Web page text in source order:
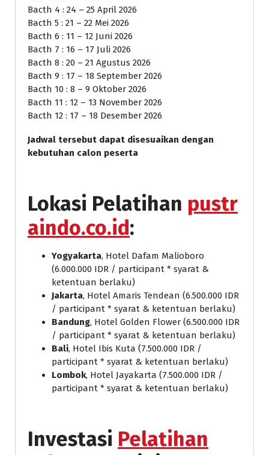
Bacth 4 : 24 – 25 April 2026
Bacth 5 : 21 – 22 Mei 2026
Bacth 6 : 11 – 12 Juni 2026
Bacth 7 : 16 – 17 Juli 2026
Bacth 8 : 20 – 21 Agustus 2026
Bacth 9 : 17 – 18 September 2026
Bacth 10 : 8 – 9 Oktober 2026
Bacth 11 : 12 – 13 November 2026
Bacth 12 : 17 – 18 Desember 2026
Jadwal tersebut dapat disesuaikan dengan
kebutuhan calon peserta
Lokasi Pelatihan pustr
aindo.co.id:
Yogyakarta, Hotel Dafam Malioboro
(6.000.000 IDR / participant * syarat &
ketentuan berlaku)
Jakarta, Hotel Amaris Tendean (6.500.000 IDR
/ participant * syarat & ketentuan berlaku)
Bandung, Hotel Golden Flower (6.500.000 IDR
/ participant * syarat & ketentuan berlaku)
Bali, Hotel Ibis Kuta (7.500.000 IDR /
participant * syarat & ketentuan berlaku)
Lombok, Hotel Jayakarta (7.500.000 IDR /
participant * syarat & ketentuan berlaku)
Investasi Pelatihan